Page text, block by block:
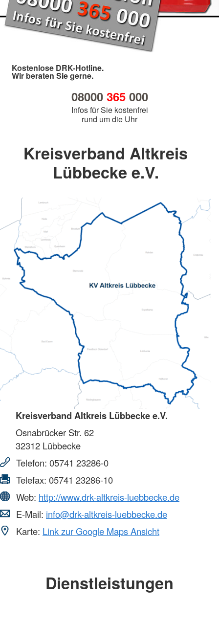
Kostenlose DRK-Hotline.
Wir beraten Sie gerne.
08000 365000
Infos für Sie kostenfrei
rund um die Uhr
Kreisverband Altkreis
Lübbecke e.V.
Kreisverband Altkreis Lübbecke e.V.
Osnabrücker Str. 62
32312 Lübbecke
Telefon: 05741 23286-0
Telefax: 05741 23286-10
Web: http://www.drk-altkreis-luebbecke.de
E-Mail: info@drk-altkreis-luebbecke.de
Karte: Link zur Google Maps Ansicht
Dienstleistungen